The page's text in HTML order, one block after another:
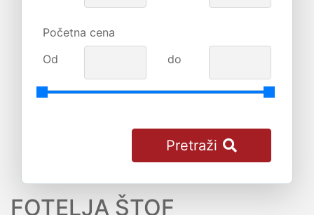
Početna cena
Od
do
Pretraži
FOTELJA ŠTOF